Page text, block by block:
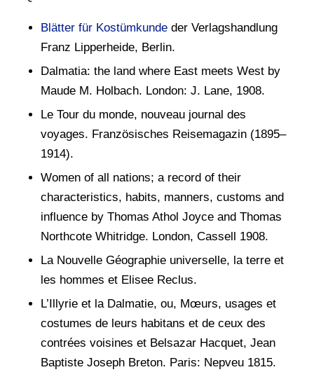
Blätter für Kostümkunde der Verlagshandlung
Franz Lipperheide, Berlin.
Dalmatia: the land where East meets West by
Maude M. Holbach. London: J. Lane, 1908.
Le Tour du monde, nouveau journal des
voyages. Französisches Reisemagazin (1895–
1914).
Women of all nations; a record of their
characteristics, habits, manners, customs and
influence by Thomas Athol Joyce and Thomas
Northcote Whitridge. London, Cassell 1908.
La Nouvelle Géographie universelle, la terre et
les hommes et Elisee Reclus.
L’Illyrie et la Dalmatie, ou, Mœurs, usages et
costumes de leurs habitans et de ceux des
contrées voisines et Belsazar Hacquet, Jean
Baptiste Joseph Breton. Paris: Nepveu 1815.